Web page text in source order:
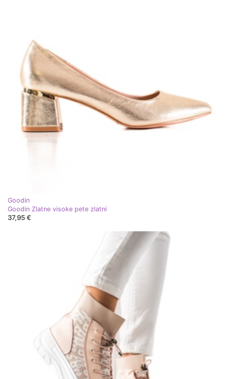
Goodin
Goodin Zlatne visoke pete zlatni
37,95 €